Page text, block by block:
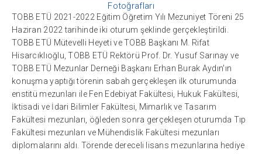
Fotoğrafları
TOBB ETÜ 2021-2022 Eğitim Öğretim Yılı Mezuniyet Töreni 25
Haziran 2022 tarihinde iki oturum şeklinde gerçekleştirildi.
TOBB ETÜ Mütevelli Heyeti ve TOBB Başkanı M. Rifat
Hisarcıklıoğlu, TOBB ETÜ Rektörü Prof. Dr. Yusuf Sarınay ve
TOBB ETÜ Mezunlar Derneği Başkanı Erhan Burak Aydın'ın
konuşma yaptığı törenin sabah gerçekleşen ilk oturumunda
enstitü mezunları ile Fen Edebiyat Fakültesi, Hukuk Fakültesi,
İktisadi ve İdari Bilimler Fakültesi, Mimarlık ve Tasarım
Fakültesi mezunları, öğleden sonra gerçekleşen oturumda Tıp
Fakültesi mezunları ve Mühendislik Fakültesi mezunları
diplomalarını aldı. Törende dereceli lisans mezunlarına hediye